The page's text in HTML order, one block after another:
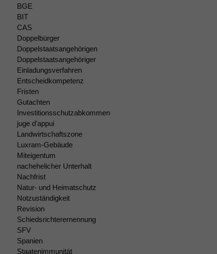
BGE
BIT
CAS
Doppelbürger
Doppelstaatsangehörigen
Doppelstaatsangehöriger
Einladungsverfahren
Entscheidkompetenz
Fristen
Gutachten
Investitionsschutzabkommen
juge d'appui
Landwirtschaftszone
Luxram-Gebäude
Miteigentum
nachehelicher Unterhalt
Nachfrist
Natur- und Heimatschutz
Notzuständigkeit
Revision
Schiedsrichterernennung
SFV
Spanien
Staatenimmunität